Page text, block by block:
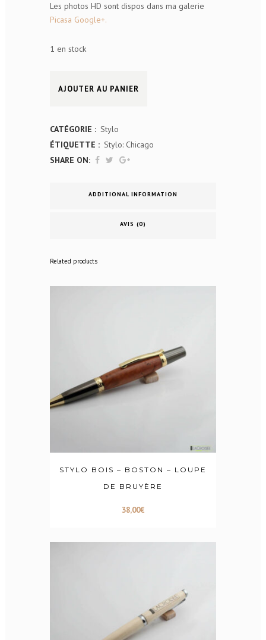
Les photos HD sont dispos dans ma galerie
Picasa Google+.
1 en stock
Stylo
-
CHICAGO
AJOUTER AU PANIER
CATÉGORIE : Stylo
ÉTIQUETTE : Stylo: Chicago
SHARE ON:
ADDITIONAL INFORMATION
AVIS (0)
Related products
STYLO BOIS – BOSTON – LOUPE
DE BRUYÈRE
38,00€